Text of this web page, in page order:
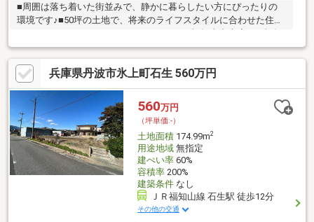
■周囲は落ち着いた街並みで、静かに暮らしたい方にぴったりの
環境です♪■50坪の土地で、将来のライフスタイルに合わせた住ま
山市・綾部市を中心に、地域密着ナンバー１を目指しています！
○家を買いたい・売りたい・リフォームしたいお客様にたくさん
の情報を迅速に提供いたします！○物件情報・住宅ローンetc...ど
んな事でもお気軽にご相談ください！○見るだけOK!聞くだけOK!
ご相談は無料です！ご来店、お問い合わせをお待ちしております♪
兵庫県丹波市氷上町石生 560万円
560万円
（坪単価:-）
土地面積174.99m2
用途地域無指定
建ぺい率60%
容積率200%
建築条件なし
ＪＲ福知山線 石生駅 徒歩12分
その他の交通